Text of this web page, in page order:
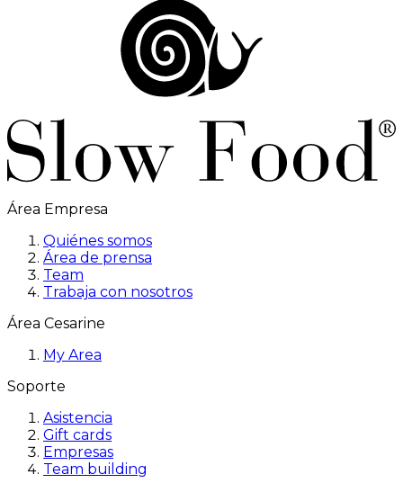
Área Empresa
Quiénes somos
Área de prensa
Team
Trabaja con nosotros
Área Cesarine
My Area
Soporte
Asistencia
Gift cards
Empresas
Team building